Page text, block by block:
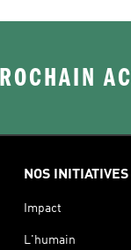
NOS INITIATIVES
Impact
L'humain